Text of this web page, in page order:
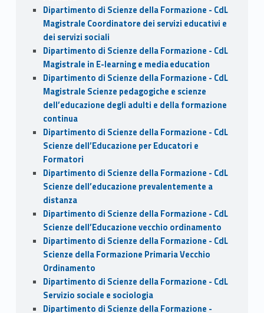
Dipartimento di Scienze della Formazione - CdL
Magistrale Coordinatore dei servizi educativi e
dei servizi sociali
Dipartimento di Scienze della Formazione - CdL
Magistrale in E-learning e media education
Dipartimento di Scienze della Formazione - CdL
Magistrale Scienze pedagogiche e scienze
dell’educazione degli adulti e della formazione
continua
Dipartimento di Scienze della Formazione - CdL
Scienze dell’Educazione per Educatori e
Formatori
Dipartimento di Scienze della Formazione - CdL
Scienze dell’educazione prevalentemente a
distanza
Dipartimento di Scienze della Formazione - CdL
Scienze dell’Educazione vecchio ordinamento
Dipartimento di Scienze della Formazione - CdL
Scienze della Formazione Primaria Vecchio
Ordinamento
Dipartimento di Scienze della Formazione - CdL
Servizio sociale e sociologia
Dipartimento di Scienze della Formazione -